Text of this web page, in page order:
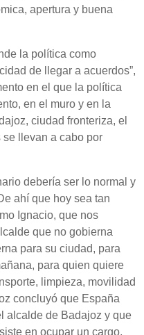
apertura y buena
la política como
de llegar a acuerdos”,
en el que la política
en el muro y en la
ciudad fronteriza, el
llevan a cabo por
debería ser lo normal y
ahí que hoy sea tan
Ignacio, que nos
que no gobierna
para su ciudad, para
para quien quiere
limpieza, movilidad
concluyó que España
alcalde de Badajoz y que
en ocupar un cargo,